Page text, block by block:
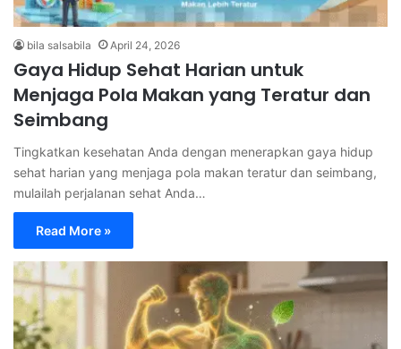
bila salsabila April 24, 2026
Gaya Hidup Sehat Harian untuk
Menjaga Pola Makan yang Teratur dan
Seimbang
Tingkatkan kesehatan Anda dengan menerapkan gaya hidup
sehat harian yang menjaga pola makan teratur dan seimbang,
mulailah perjalanan sehat Anda…
Read More »